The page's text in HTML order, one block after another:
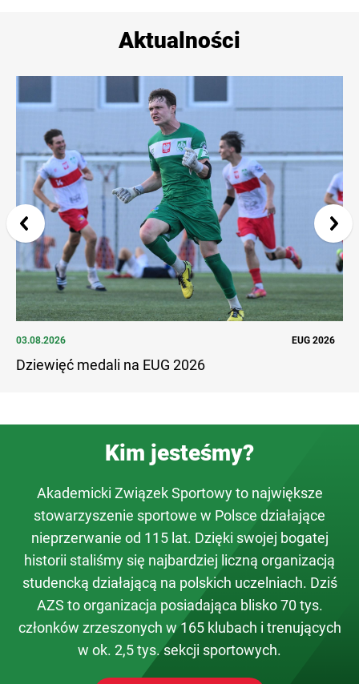
Aktualności
03.08.2026 EUG 2026
Dziewięć medali na EUG 2026
Kim jesteśmy?
Akademicki Związek Sportowy to największe
stowarzyszenie sportowe w Polsce działające
nieprzerwanie od 115 lat. Dzięki swojej bogatej
historii staliśmy się najbardziej liczną organizacją
studencką działającą na polskich uczelniach. Dziś
AZS to organizacja posiadająca blisko 70 tys.
członków zrzeszonych w 165 klubach i trenujących
w ok. 2,5 tys. sekcji sportowych.